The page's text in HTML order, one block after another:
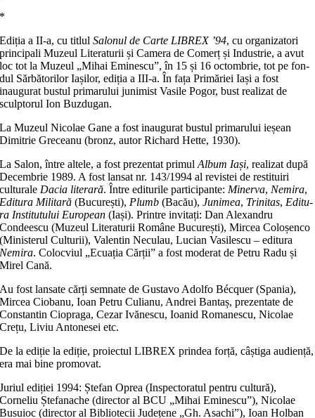
*
Ediția a II-a, cu titlulSalonul de Carte LIBREX ʼ94, cu organizatori
principali Muzeul Literaturii și Ca­me­ra de Co­merț și Industrie, a avut
loc tot la Muzeul „Mihai Eminescu”, în 15 și 16 octombrie, tot pe fon­
dul Sărbătorilor Iașilor, ediția a III-a. În fața Primăriei Iași a fost
inaugurat bustul primarului ju­nimist Vasile Pogor, bust realizat de
sculptorul Ion Buzdugan.
La Muzeul Nicolae Gane a fost inaugurat bustul pri­marului ieșean
Dimitrie Greceanu (bronz, autor Richard Hette, 1930).
La Salon, între altele, a fost prezentat primulAlbum Iași, realizat după
Decembrie 1989. A fost lansat nr. 143/1994 al revistei de restituiri
culturaleDacia lite­ra­ră. Între editurile participante:Minerva,Nemira,
Editura Militară (București),Plumb (Bacău),Junimea, Trinitas,Edi­tu­
ra Institutului European (Iași). Printre invitați: Dan Alexandru
Condeescu (Muzeul Literaturii Române București), Mircea Coloșenco
(Ministerul Culturii), Valentin Neculau, Lucian Vasilescu – editura
Nemira. Colocviul „Ecuația Cărții” a fost moderat de Petru Radu și
Mirel Cană.
Au fost lansate cărți semnate de Gustavo Adolfo Bécquer (Spania),
Mircea Ciobanu, Ioan Petru Culianu, Andrei Bantaș, prezentate de
Constantin Ciopraga, Cezar Ivănescu, Ioanid Romanescu, Nicolae
Crețu, Liviu Antonesei etc.
De la ediție la ediție, proiectul LIBREX prindea forță, câștiga audiență,
era mai bine promovat.
Juriul ediției 1994: Ștefan Oprea (Inspectoratul pentru cultură),
Corneliu Ștefanache (director al BCU „Mihai Eminescu”), Nicolae
Busuioc (director al Bibliotecii Județene „Gh. Asachi”), Ioan Holban